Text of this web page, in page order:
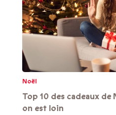
Noël
Top 10 des cadeaux
on est loin